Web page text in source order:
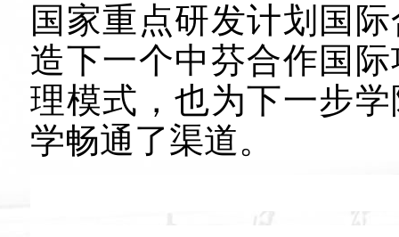
国家重点研发计划国
造下一个中芬合作国
理模式，也为下一步
学畅通了渠道。